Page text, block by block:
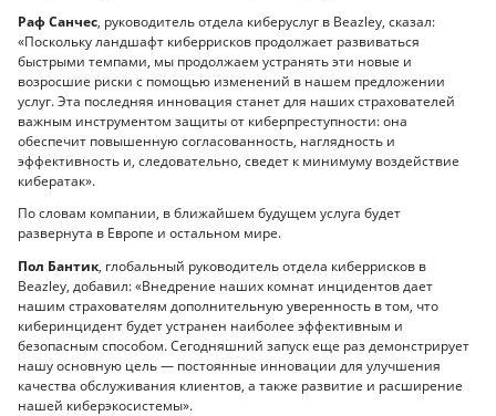
Раф Санчес, руководитель отдела киберуслуг в Beazley, сказал:
«Поскольку ландшафт киберрисков продолжает развиваться
быстрыми темпами, мы продолжаем устранять эти новые и
возросшие риски с помощью изменений в нашем предложении
услуг. Эта последняя инновация станет для наших страхователей
важным инструментом защиты от киберпреступности: она
обеспечит повышенную согласованность, наглядность и
эффективность и, следовательно, сведет к минимуму воздействие
кибератак».
По словам компании, в ближайшем будущем услуга будет
развернута в Европе и остальном мире.
Пол Бантик, глобальный руководитель отдела киберрисков в
Beazley, добавил: «Внедрение наших комнат инцидентов дает
нашим страхователям дополнительную уверенность в том, что
киберинцидент будет устранен наиболее эффективным и
безопасным способом. Сегодняшний запуск еще раз демонстрирует
нашу основную цель — постоянные инновации для улучшения
качества обслуживания клиентов, а также развитие и расширение
нашей киберэкосистемы».